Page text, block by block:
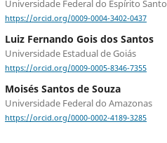
Universidade Federal do Espírito Santo
https://orcid.org/0009-0004-3402-0437
Luiz Fernando Gois dos Santos
Universidade Estadual de Goiás
https://orcid.org/0009-0005-8346-7355
Moisés Santos de Souza
Universidade Federal do Amazonas
https://orcid.org/0000-0002-4189-3285